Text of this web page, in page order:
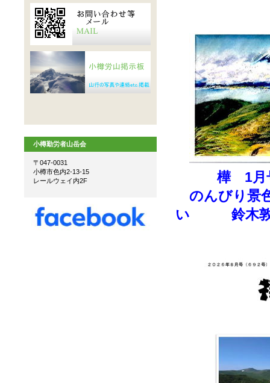
樺 1月
のんびり景
い 鈴木
小樽勤労者山岳会
〒047-0031
小樽市色内2-13-15
レールウェイ内2F